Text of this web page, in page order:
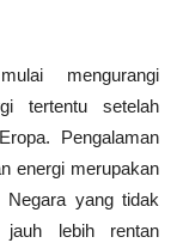
mengurangi
tertentu setelah
Pengalaman
energi merupakan
Negara yang tidak
lebih rentan